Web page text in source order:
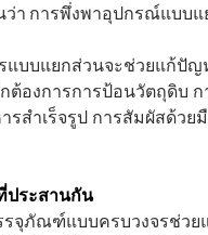
ว่า การพึ่งพาอุปกรณ์แบบ
แบบแยกส่วนจะช่วยแก้ปั
ต้องการการป้อนวัตถุดิบ
สำเร็จรูป การสัมผัสด้วย
ประสานกัน
รจุภัณฑ์แบบครบวงจรช่ว